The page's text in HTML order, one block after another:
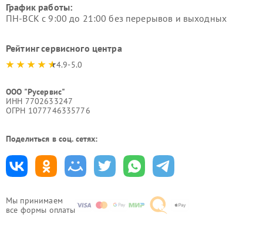
Мы принимаем
все формы оплаты
График работы:
ПН-ВСК с 9:00 до 21:00 без перерывов и выходных
Рейтинг сервисного центра
4.9-5.0
ООО "Русервис"
ИНН 7702633247
ОГРН 1077746335776
Поделиться в соц. сетях: